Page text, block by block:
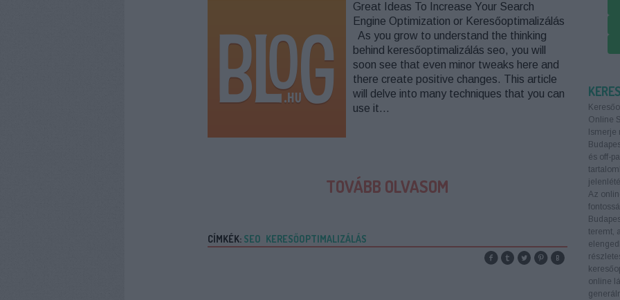
Great Ideas To Increase Your Search
Engine Optimization or Keresőoptimalizálás
As you grow to understand the thinking
behind keresőoptimalizálás seo, you will
soon see that even minor tweaks here and
there create positive changes. This article
will delve into many techniques that you can
use it…
TOVÁBB OLVASOM
CÍMKÉK: SEO KERESŐOPTIMALIZÁLÁS
Online
és off-
Az
teremt,
online